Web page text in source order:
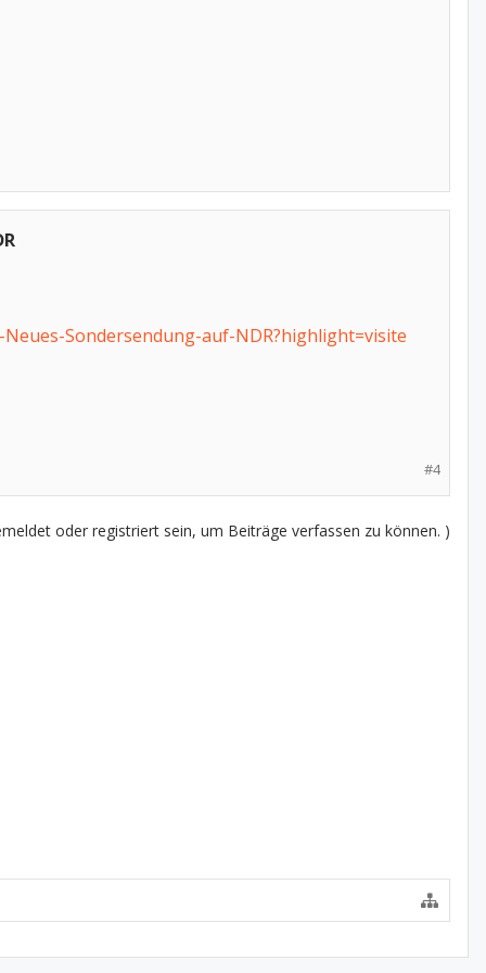
Sondersendung-auf-NDR?highlight=visite
#4
oder registriert sein, um Beiträge verfassen zu können. )